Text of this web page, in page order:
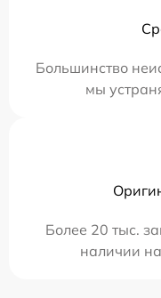
Большинство
мы
Более 20 тыс.
наличии